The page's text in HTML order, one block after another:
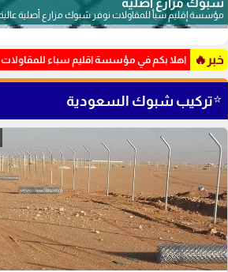
عالية الجودة لحماية مزارعكم
خبر🔥 اهلا بكم في مؤسسة اقليم سباء للمقاولات
⭐تركيب شبوك السعودية